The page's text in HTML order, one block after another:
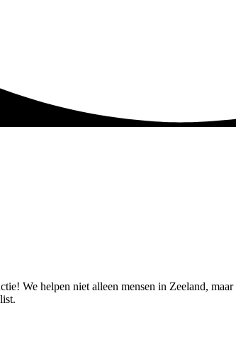
We helpen niet alleen mensen in Zeeland,